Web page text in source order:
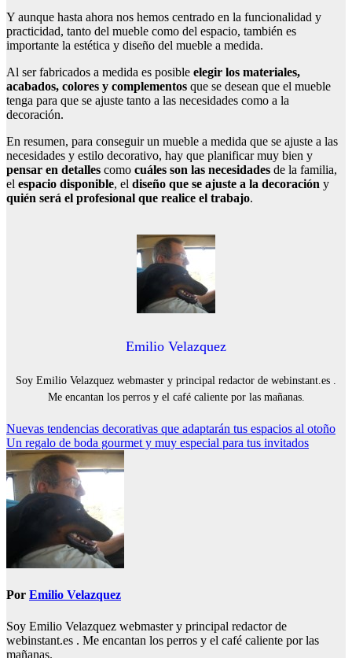
Y aunque hasta ahora nos hemos centrado en la funcionalidad y
practicidad, tanto del mueble como del espacio, también es
importante la estética y diseño del mueble a medida.
Al ser fabricados a medida es posible elegir los materiales,
acabados, colores y complementos que se desean que el mueble
tenga para que se ajuste tanto a las necesidades como a la
decoración.
En resumen, para conseguir un mueble a medida que se ajuste a las
necesidades y estilo decorativo, hay que planificar muy bien y
pensar en detalles como cuáles son las necesidades de la familia,
el espacio disponible, el diseño que se ajuste a la decoración y
quién será el profesional que realice el trabajo.
Emilio Velazquez
Soy Emilio Velazquez webmaster y principal redactor de webinstant.es .
Me encantan los perros y el café caliente por las mañanas.
Navegación
de
entradas
Nuevas tendencias decorativas que adaptarán tus espacios al otoño
Un regalo de boda gourmet y muy especial para tus invitados
Por Emilio Velazquez
Soy Emilio Velazquez webmaster y principal redactor de
webinstant.es . Me encantan los perros y el café caliente por las
mañanas.